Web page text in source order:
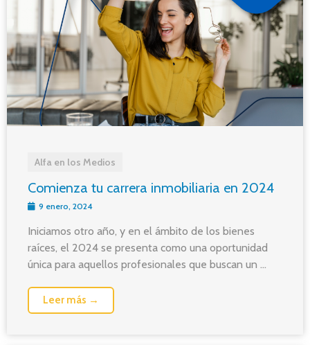
Alfa en los Medios
Comienza tu carrera inmobiliaria en 2024
9 enero, 2024
Iniciamos otro año, y en el ámbito de los bienes
raíces, el 2024 se presenta como una oportunidad
única para aquellos profesionales que buscan un ...
Leer más →